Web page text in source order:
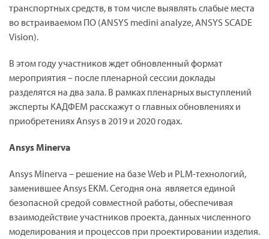
транспортных средств, в том числе выявлять слабые места
во встраиваемом ПО (ANSYS medini analyze, ANSYS SCADE
Vision).
В этом году участников ждет обновленный формат
мероприятия – после пленарной сессии доклады
разделятся на два зала. В рамках пленарных выступлений
эксперты КАДФЕМ расскажут о главных обновлениях и
приобретениях Ansys в 2019 и 2020 годах.
Ansys Minerva
Ansys Minerva – решение на базе Web и PLM-технологий,
заменившее Ansys EKM. Сегодня она является единой
безопасной средой совместной работы, обеспечивая
взаимодействие участников проекта, данных численного
моделирования и процессов при проектировании изделия.